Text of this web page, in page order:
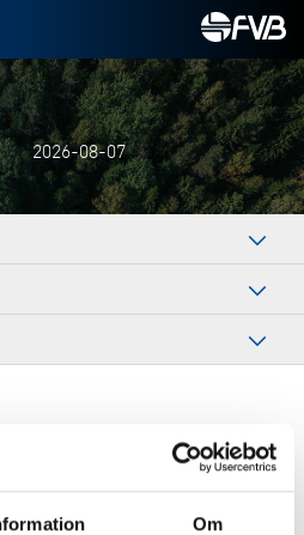
Om
2026-08-07